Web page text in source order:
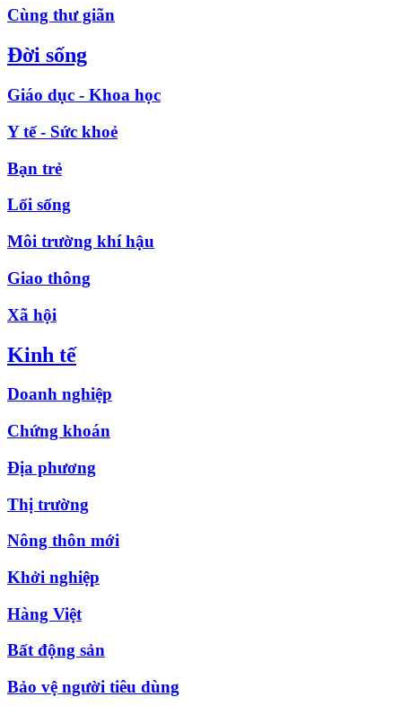
Cùng thư giãn
Đời sống
Giáo dục - Khoa học
Y tế - Sức khoẻ
Bạn trẻ
Lối sống
Môi trường khí hậu
Giao thông
Xã hội
Kinh tế
Doanh nghiệp
Chứng khoán
Địa phương
Thị trường
Nông thôn mới
Khởi nghiệp
Hàng Việt
Bất động sản
Bảo vệ người tiêu dùng